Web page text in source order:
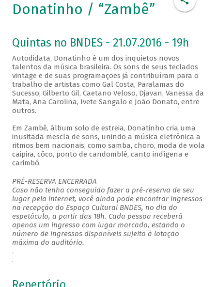
Donatinho / “Zambê”
Quintas no BNDES - 21.07.2016 - 19h
Autodidata, Donatinho é um dos inquietos novos
talentos da música brasileira. Os sons de seus teclados
vintage e de suas programações já contribuíram para o
trabalho de artistas como Gal Costa, Paralamas do
Sucesso, Gilberto Gil, Caetano Veloso, Djavan, Vanessa da
Mata, Ana Carolina, Ivete Sangalo e João Donato, entre
outros.
Em Zambê, álbum solo de estreia, Donatinho cria uma
inusitada mescla de sons, unindo a música eletrônica a
ritmos bem nacionais, como samba, choro, moda de viola
caipira, côco, ponto de candomblé, canto indígena e
carimbó.
PRÉ-RESERVA ENCERRADA
Caso não tenha conseguido fazer a pré-reserva de seu
lugar pela internet, você ainda pode encontrar ingressos
na recepção do Espaço Cultural BNDES, no dia do
espetáculo, a partir das 18h. Cada pessoa receberá
apenas um ingresso com lugar marcado, estando o
número de ingressos disponíveis sujeito à lotação
máxima do auditório.
.
.